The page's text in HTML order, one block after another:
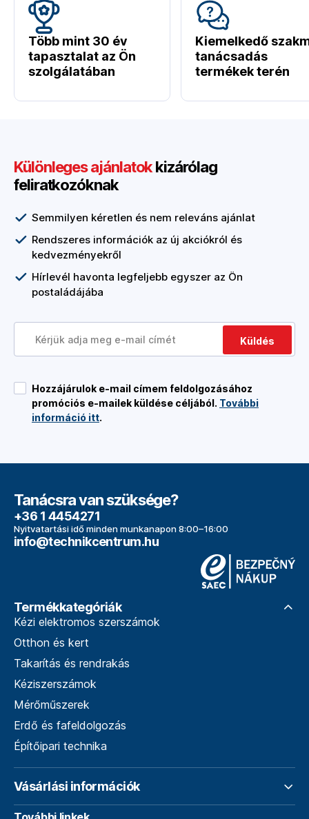
Több mint 30 év
tapasztalat az Ön
szolgálatában
Kiemelkedő
tanácsadás
termékek terén
Különleges ajánlatokkizárólag
feliratkozóknak
Semmilyen kéretlen és nem releváns ajánlat
Rendszeres információk az új akciókról és
kedvezményekről
Hírlevél havonta legfeljebb egyszer az Ön
postaládájába
Küldés
Hozzájárulok e-mail címem feldolgozásához
promóciós e-mailek küldése céljából. További
információ itt.
Tanácsra van szüksége?
+36 1 4454271
Nyitvatartási idő minden munkanapon 8:00–16:00
info@technikcentrum.hu
Termékkategóriák
Kézi elektromos szerszámok
Otthon és kert
Takarítás és rendrakás
Kéziszerszámok
Mérőműszerek
Erdő és fafeldolgozás
Építőipari technika
Vásárlási információk